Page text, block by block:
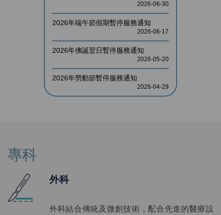
2026-06-30
2026年端午節假期暫停服務通知
2026-06-17
2026年佛誕翌日暫停服務通知
2026-05-20
2026年勞動節暫停服務通知
2026-04-29
專科
外科
外科結合傳統及微創技術，配合先進的醫療設